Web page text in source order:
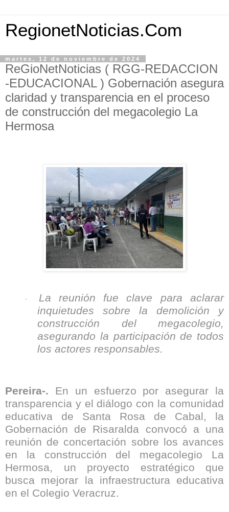
RegionetNoticias.Com
martes, 12 de noviembre de 2024
ReGioNetNoticias ( RGG-REDACCION
-EDUCACIONAL ) Gobernación asegura
claridad y transparencia en el proceso
de construcción del megacolegio La
Hermosa
·
La reunión fue clave para aclarar
inquietudes sobre la demolición y
construcción del megacolegio,
asegurando la participación de todos
los actores responsables.
Pereira-. En un esfuerzo por asegurar la
transparencia y el diálogo con la comunidad
educativa de Santa Rosa de Cabal, la
Gobernación de Risaralda convocó a una
reunión de concertación sobre los avances
en la construcción del megacolegio La
Hermosa, un proyecto estratégico que
busca mejorar la infraestructura educativa
en el Colegio Veracruz.